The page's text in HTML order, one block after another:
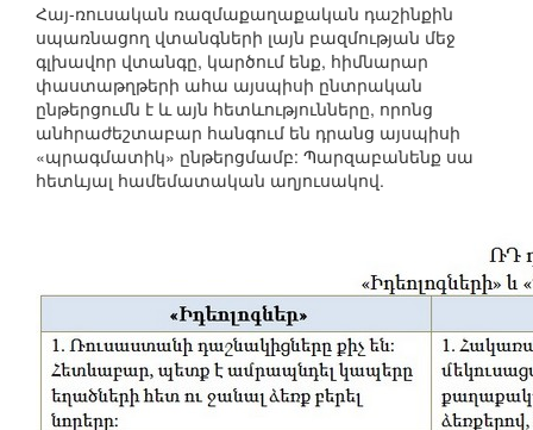
Հայ-ռուսական ռազմաքաղաքական դաշինքին
սպառնացող վտանգների լայն բազմության մեջ
գլխավոր վտանգը, կարծում ենք, հիմնարար
փաստաթղթերի ահա այսպիսի ընտրական
ընթերցումն է և այն հետևությունները, որոնց
անհրաժեշտաբար հանգում են դրանց այսպիսի
«պրագմատիկ» ընթերցմամբ: Պարզաբանենք սա
հետևյալ համեմատական աղյուսակով.